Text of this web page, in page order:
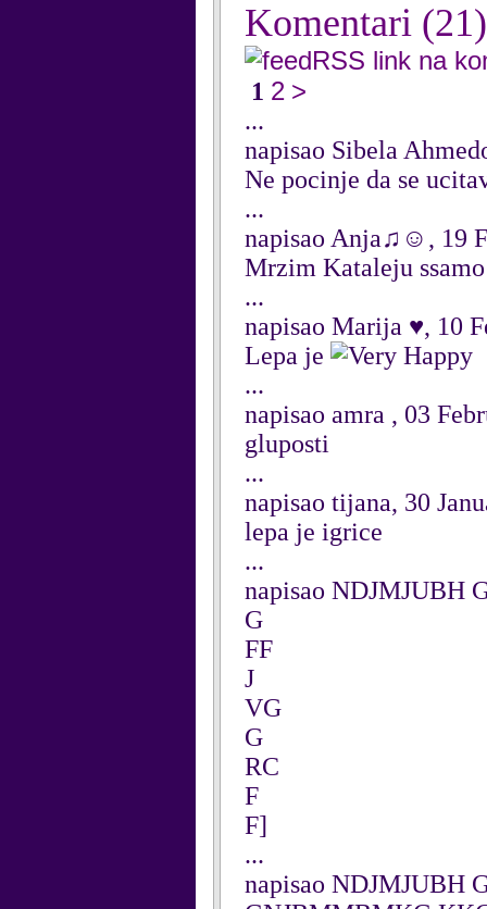
Komentari (21)
RSS link na
1 2 >
...
napisao Sibela
Ne pocinje da se
...
napisao Anja♫☺, 19
Mrzim Kataleju
...
napisao Marija ♥, 10
Lepa je
...
napisao amra , 03
gluposti
...
napisao tijana, 30
lepa je igrice
...
napisao NDJMJUBH
G
FF
J
VG
G
RC
F
F]
...
napisao NDJMJUBH